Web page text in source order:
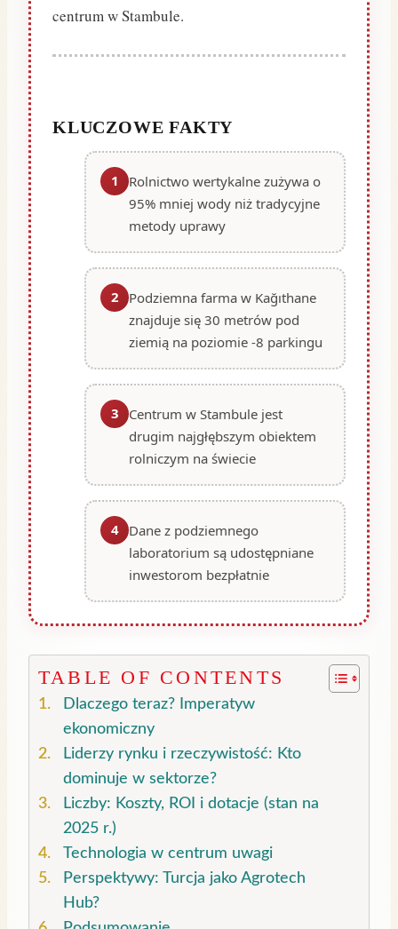
centrum w Stambule.
KLUCZOWE FAKTY
1
Rolnictwo wertykalne zużywa o
95% mniej wody niż tradycyjne
metody uprawy
2
Podziemna farma w Kağıthane
znajduje się 30 metrów pod
ziemią na poziomie -8 parkingu
3
Centrum w Stambule jest
drugim najgłębszym obiektem
rolniczym na świecie
4
Dane z podziemnego
laboratorium są udostępniane
inwestorom bezpłatnie
TABLE OF CONTENTS
Dlaczego teraz? Imperatyw
ekonomiczny
Liderzy rynku i rzeczywistość: Kto
dominuje w sektorze?
Liczby: Koszty, ROI i dotacje (stan na
2025 r.)
Technologia w centrum uwagi
Perspektywy: Turcja jako Agrotech
Hub?